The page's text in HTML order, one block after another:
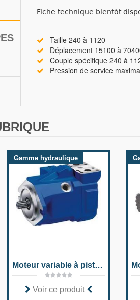
Fiche technique bientôt
Taille 240 à 1120
Déplacement 15100 à
Couple spécifique 240 à
Pression de service
Gamme hydraulique
Moteur variable à piston axial A10VM série 52
Voir ce produit